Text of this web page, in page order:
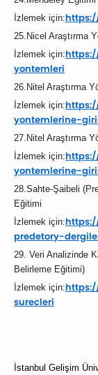
İzlemek için:
25.Nicel Araştırma
İzlemek için:
yontemleri
26.Nitel Araştırma
İzlemek için:
yontemlerine-
27.Nitel Araştırma
İzlemek için:
yontemlerine-
28.Sahte-Şaibeli
Eğitimi
İzlemek için:
predetory-
29. Veri Analizinde
Belirleme Eğitimi)
İzlemek için:
surecleri
İstanbul Gelişim